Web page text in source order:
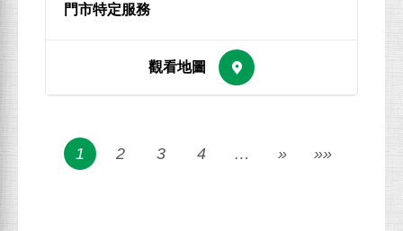
1 2 3 4 … » »»